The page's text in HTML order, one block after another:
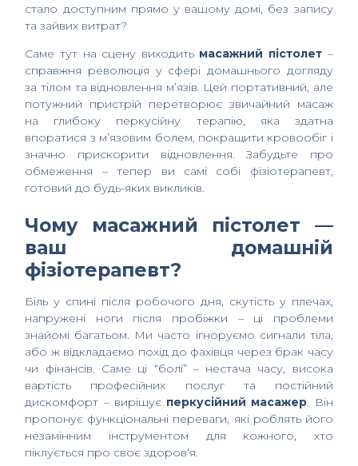
стало доступним прямо у вашому домі, без запису
та зайвих витрат?
Саме тут на сцену виходить масажний пістолет –
справжня революція у сфері домашнього догляду
за тілом та відновлення м’язів. Цей портативний, але
потужний пристрій перетворює звичайний масаж
на глибоку перкусійну терапію, яка здатна
впоратися з м’язовим болем, покращити кровообіг і
значно прискорити відновлення. Забудьте про
обмеження – тепер ви самі собі фізіотерапевт,
готовий до будь-яких викликів.
Чому масажний пістолет —
ваш домашній
фізіотерапевт?
Біль у спині після робочого дня, скутість у плечах,
напружені ноги після пробіжки – ці проблеми
знайомі багатьом. Ми часто ігноруємо сигнали тіла,
або ж відкладаємо похід до фахівця через брак часу
чи фінансів. Саме ці “болі” – нестача часу, висока
вартість професійних послуг та постійний
дискомфорт – вирішує перкусійний масажер. Він
пропонує функціональні переваги, які роблять його
незамінним інструментом для кожного, хто
піклується про своє здоров’я.